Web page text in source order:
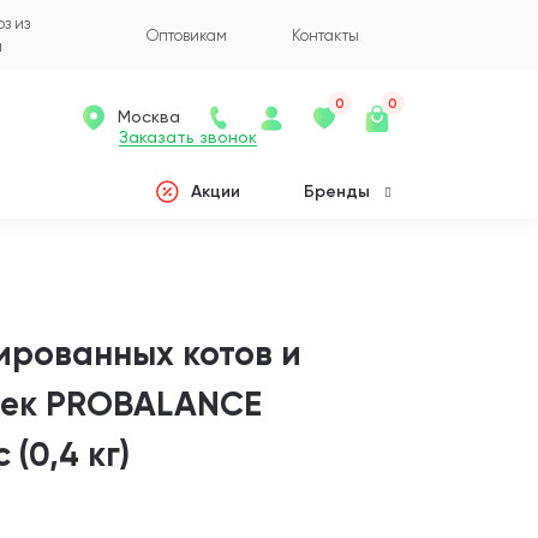
из
Оптовикам Контакты
Заказать звонок
Москва
0 0
Акции Бренды
котов и
PROBALANCE
(0,4 кг)